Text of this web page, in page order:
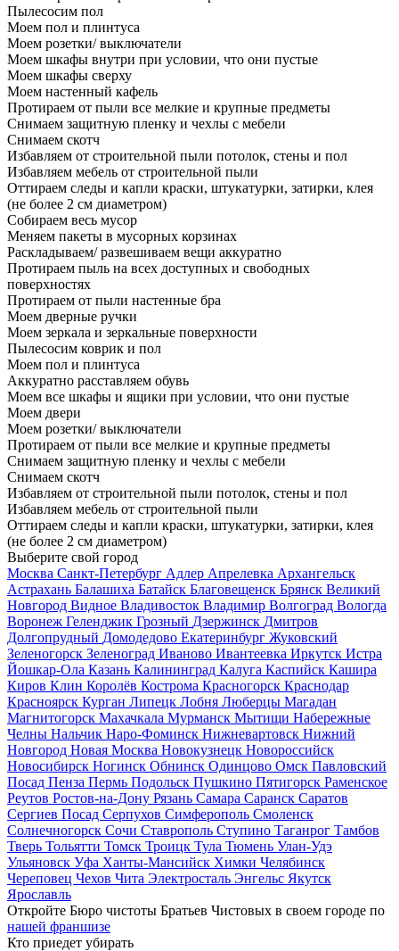
Пылесосим пол
Моем пол и плинтуса
Моем розетки/ выключатели
Моем шкафы внутри при условии, что они пустые
Моем шкафы сверху
Моем настенный кафель
Протираем от пыли все мелкие и крупные предметы
Снимаем защитную пленку и чехлы с мебели
Снимаем скотч
Избавляем от строительной пыли потолок, стены и пол
Избавляем мебель от строительной пыли
Оттираем следы и капли краски, штукатурки, затирки, клея
(не более 2 см диаметром)
Собираем весь мусор
Меняем пакеты в мусорных корзинах
Раскладываем/ развешиваем вещи аккуратно
Протираем пыль на всех доступных и свободных
поверхностях
Протираем от пыли настенные бра
Моем дверные ручки
Моем зеркала и зеркальные поверхности
Пылесосим коврик и пол
Моем пол и плинтуса
Аккуратно расставляем обувь
Моем все шкафы и ящики при условии, что они пустые
Моем двери
Моем розетки/ выключатели
Протираем от пыли все мелкие и крупные предметы
Снимаем защитную пленку и чехлы с мебели
Снимаем скотч
Избавляем от строительной пыли потолок, стены и пол
Избавляем мебель от строительной пыли
Оттираем следы и капли краски, штукатурки, затирки, клея
(не более 2 см диаметром)
Выберите свой город
Москва Санкт-Петербург Адлер Апрелевка Архангельск
Астрахань Балашиха Батайск Благовещенск Брянск Великий
Новгород Видное Владивосток Владимир Волгоград Вологда
Воронеж Геленджик Грозный Дзержинск Дмитров
Долгопрудный Домодедово Екатеринбург Жуковский
Зеленогорск Зеленоград Иваново Ивантеевка Иркутск Истра
Йошкар-Ола Казань Калининград Калуга Каспийск Кашира
Киров Клин Королёв Кострома Красногорск Краснодар
Красноярск Курган Липецк Лобня Люберцы Магадан
Магнитогорск Махачкала Мурманск Мытищи Набережные
Челны Нальчик Наро-Фоминск Нижневартовск Нижний
Новгород Новая Москва Новокузнецк Новороссийск
Новосибирск Ногинск Обнинск Одинцово Омск Павловский
Посад Пенза Пермь Подольск Пушкино Пятигорск Раменское
Реутов Ростов-на-Дону Рязань Самара Саранск Саратов
Сергиев Посад Серпухов Симферополь Смоленск
Солнечногорск Сочи Ставрополь Ступино Таганрог Тамбов
Тверь Тольятти Томск Троицк Тула Тюмень Улан-Удэ
Ульяновск Уфа Ханты-Мансийск Химки Челябинск
Череповец Чехов Чита Электросталь Энгельс Якутск
Ярославль
Откройте Бюро чистоты Братьев Чистовых в своем городе по
нашей франшизе
Кто приедет убирать